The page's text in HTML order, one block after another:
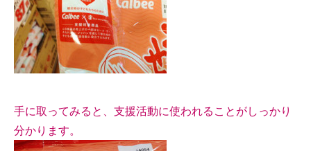
手に取ってみると、支援活動に使われることがしっかり
分かります。